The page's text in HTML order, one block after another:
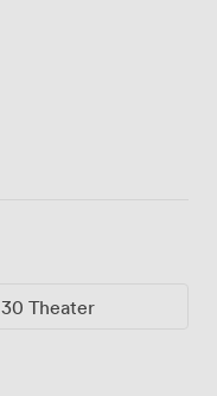
30 Theater